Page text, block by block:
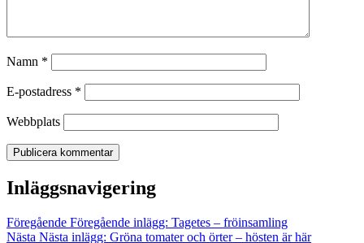
Namn *
E-postadress *
Webbplats
Inläggsnavigering
Föregående Föregående inlägg: Tagetes – fröinsamling
Nästa Nästa inlägg: Gröna tomater och örter – hösten är här